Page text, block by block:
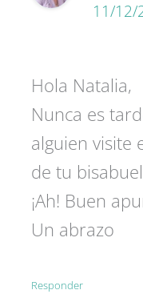
11/12/
Hola Natalia,
Nunca es
alguien visite
de tu
¡Ah! Buen
Un abrazo
Responder